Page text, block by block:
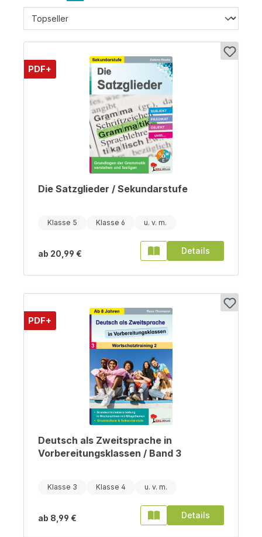
PDF+
Die Satzglieder / Sekundarstufe
Klasse 5 Klasse 6
ab 20,99 € Details
PDF+
Deutsch als Zweitsprache in
Vorbereitungsklassen / Band 3
Klasse 3 Klasse 4
ab 8,99 € Details